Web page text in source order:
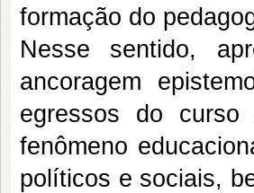
formação do
Nesse sentido,
ancoragem
egressos do
fenômeno
políticos e sociais,